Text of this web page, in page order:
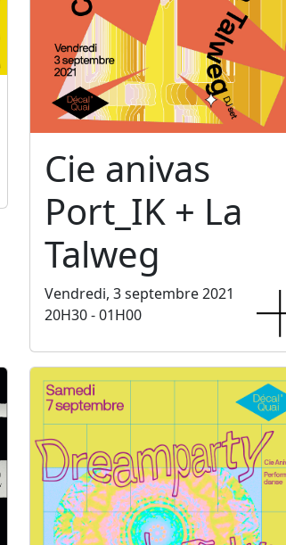
Cie anivas
Port_IK + La
Talweg
Vendredi, 3 septembre 2021
20H30 - 01H00